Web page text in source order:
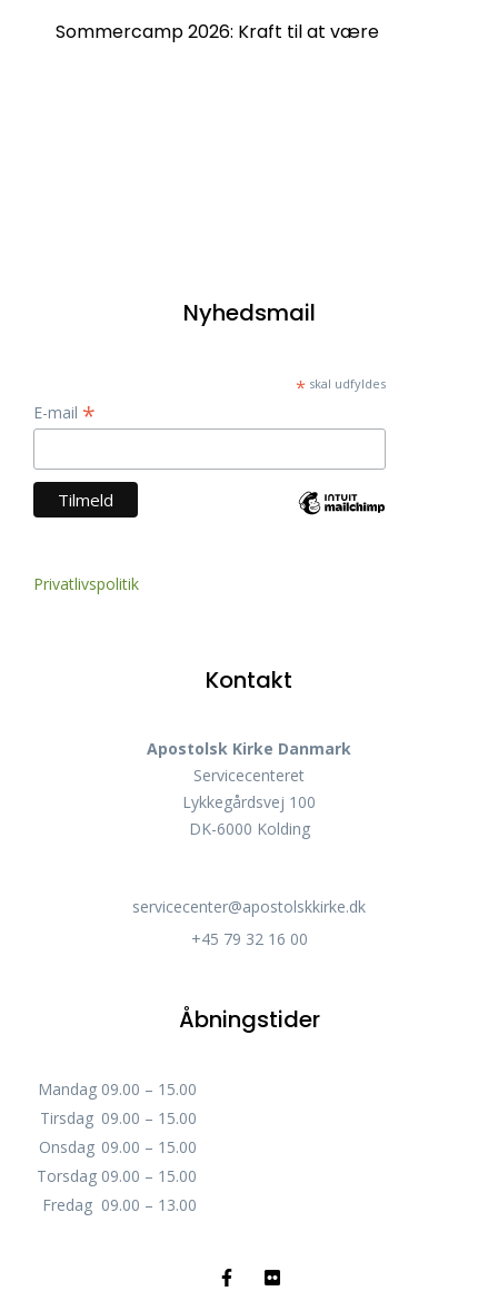
Sommercamp 2026: Kraft til at være
Nyhedsmail
*skal udfyldes
E-mail *
Privatlivspolitik
Kontakt
Apostolsk Kirke Danmark
Servicecenteret
Lykkegårdsvej 100
DK-6000 Kolding
servicecenter@apostolskkirke.dk
+45 79 32 16 00
Åbningstider
Mandag 09.00 – 15.00
Tirsdag 09.00 – 15.00
Onsdag 09.00 – 15.00
Torsdag 09.00 – 15.00
Fredag 09.00 – 13.00